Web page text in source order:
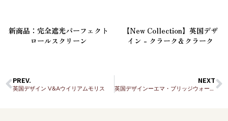
新商品：完全遮光パーフェクト
ロールスクリーン
【New Collection】英国デザ
イン - クラーク＆クラーク
PREV.
英国デザイン V&Aウイリアムモリス
NEXT
英国デザインーエマ・ブリッジウォーター